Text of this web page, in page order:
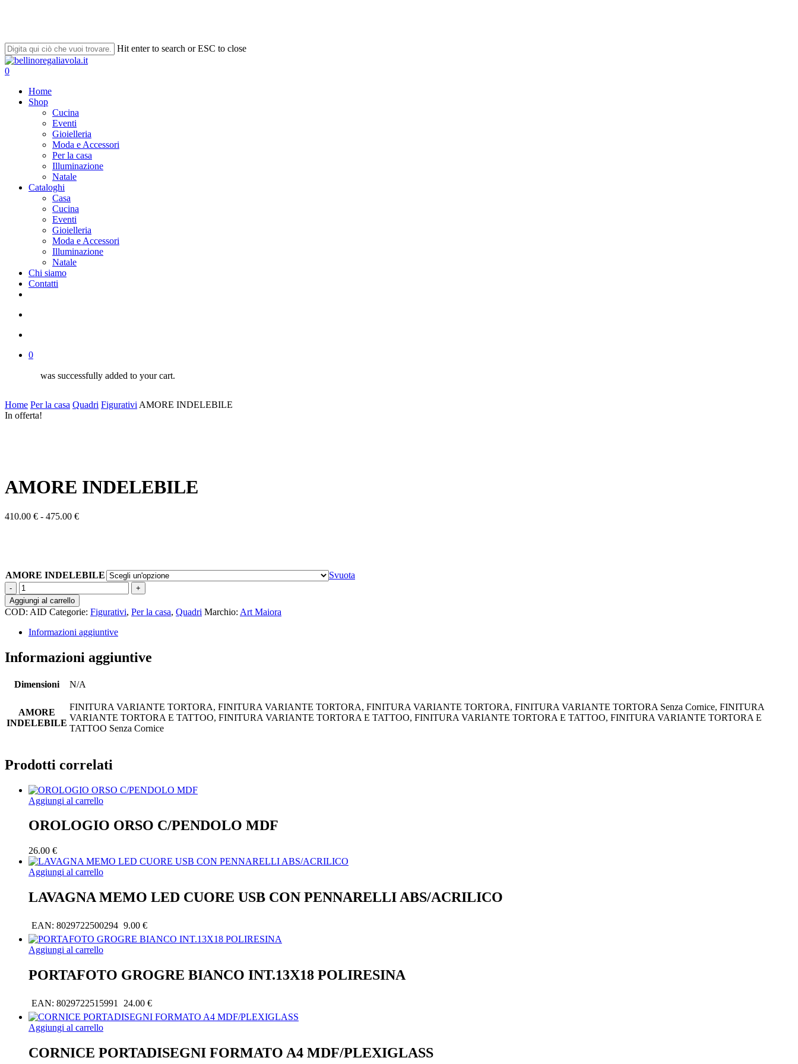
content
Hit enter to search or ESC to close
Close
Search
search
account
0
Home
Shop
Cucina
Eventi
Gioielleria
Moda e Accessori
Per la casa
Illuminazione
Natale
Cataloghi
Casa
Cucina
Eventi
Gioielleria
Moda e Accessori
Illuminazione
Natale
Chi siamo
Contatti
0
was successfully added to your cart.
Home Per la casa Quadri Figurativi AMORE INDELEBILE
In offerta!
AMORE INDELEBILE
410.00 € - 475.00 €Fascia
475.00 €
AMORE INDELEBILE
Svuota
AMORE
INDELEBILE
quantità
Aggiungi al carrello
COD: AID Categorie: Figurativi, Per la casa, Quadri Marchio: Art Maiora
Informazioni aggiuntive
Informazioni aggiuntive
Dimensioni N/A
AMORE
INDELEBILE
FINITURA VARIANTE TORTORA, FINITURA VARIANTE TORTORA, FINITURA VARIANTE TORTORA, FINITURA VARIANTE TORTORA Senza Cornice, FINITURA
VARIANTE TORTORA E TATTOO, FINITURA VARIANTE TORTORA E TATTOO, FINITURA VARIANTE TORTORA E TATTOO, FINITURA VARIANTE TORTORA E
TATTOO Senza Cornice
Prodotti correlati
Aggiungi al carrello
OROLOGIO ORSO C/PENDOLO MDF
26.00 €
Aggiungi al carrello
LAVAGNA MEMO LED CUORE USB CON PENNARELLI ABS/ACRILICO
EAN: 8029722500294 9.00 €
Aggiungi al carrello
PORTAFOTO GROGRE BIANCO INT.13X18 POLIRESINA
EAN: 8029722515991 24.00 €
Aggiungi al carrello
CORNICE PORTADISEGNI FORMATO A4 MDF/PLEXIGLASS